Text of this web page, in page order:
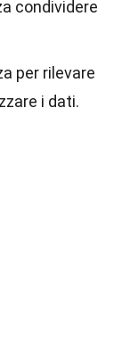
condividere
per rilevare
i dati.